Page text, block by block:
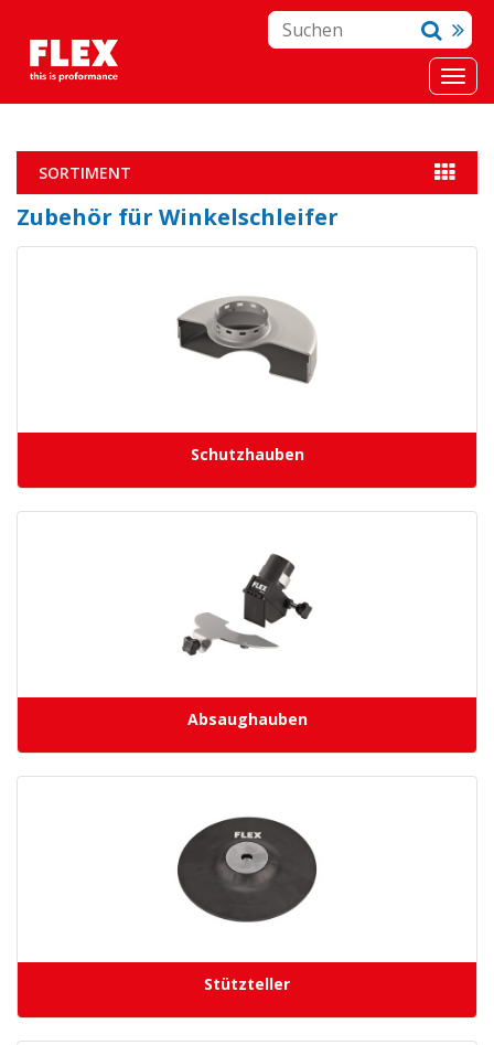
SORTIMENT
Zubehör für Winkelschleifer
Schutzhauben
Absaughauben
Stützteller